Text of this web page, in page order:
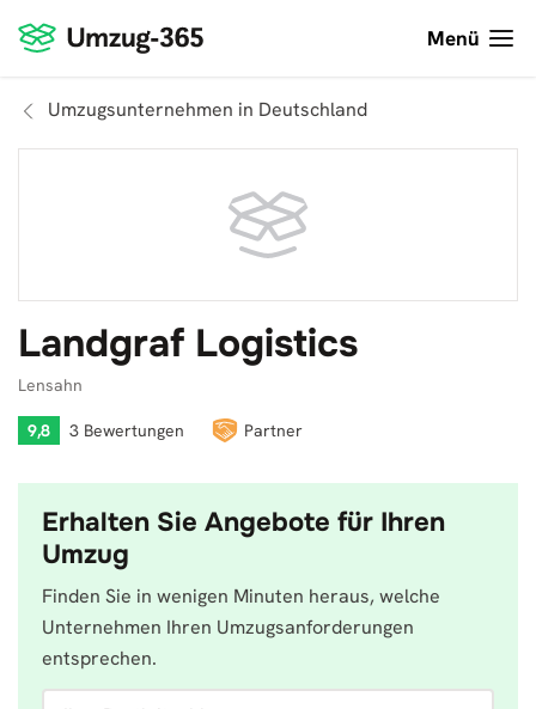
Menü
Umzugsunternehmen in Deutschland
Landgraf Logistics
Lensahn
9,8 3 Bewertungen Partner
Erhalten Sie Angebote für Ihren
Umzug
Finden Sie in wenigen Minuten heraus, welche
Unternehmen Ihren Umzugsanforderungen
entsprechen.